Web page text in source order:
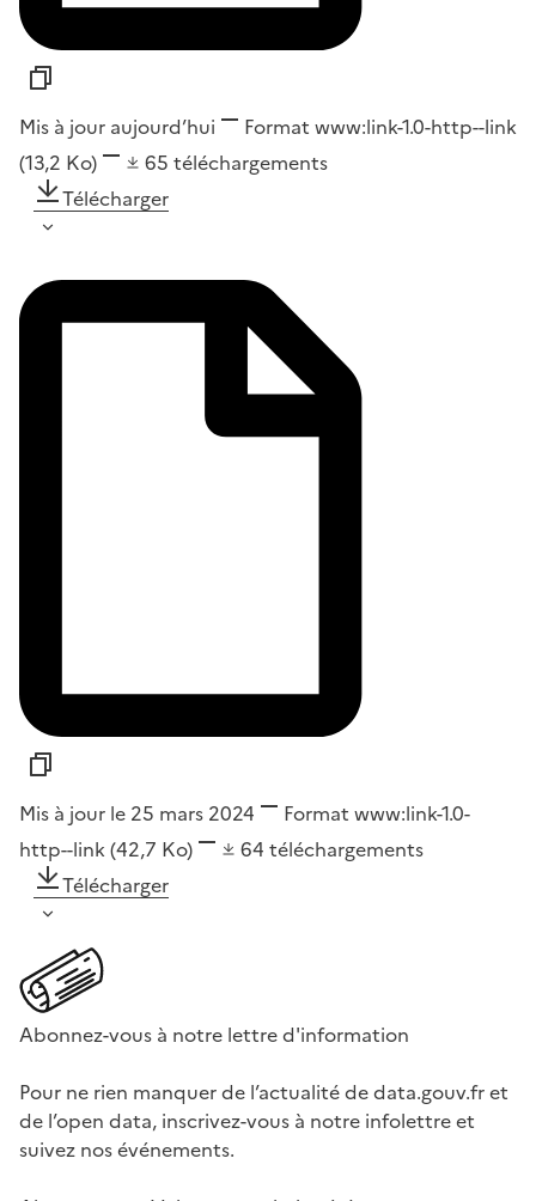
Mis à jour aujourd’hui Format www:link-1.0-http--link
(13,2 Ko)
65 téléchargements
Télécharger
Mis à jour le 25 mars 2024 Format www:link-1.0-
http--link (42,7 Ko) 64 téléchargements
Télécharger
Abonnez-vous à notre lettre d'information
Pour ne rien manquer de l’actualité de data.gouv.fr et
de l’open data, inscrivez-vous à notre infolettre et
suivez nos événements.